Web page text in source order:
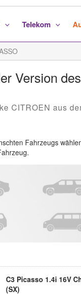
Telekom
Version des
CITROEN aus
Fahrzeugs
C3 Picasso 1.4i 16V
(SX)